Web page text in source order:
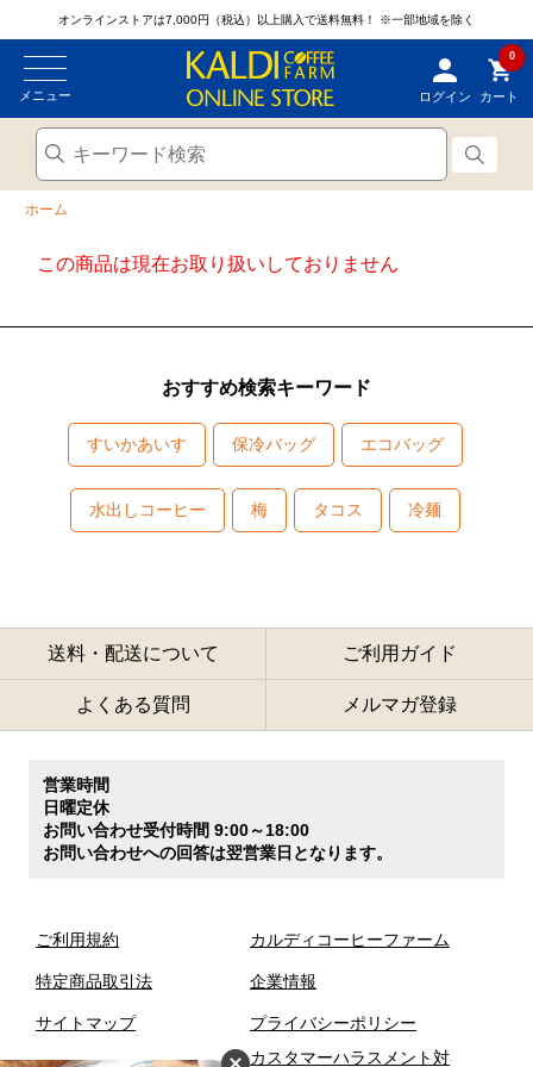
オンラインストアは7,000円（税込）以上購入で送料無料！ ※一部地域を除く
メニュー ログイン
0
カート
ホーム
この商品は現在お取り扱いしておりません
おすすめ検索キーワード
すいかあいす 保冷バッグ エコバッグ
水出しコーヒー 梅 タコス 冷麺
送料・配送について ご利用ガイド
よくある質問 メルマガ登録
営業時間
日曜定休
お問い合わせ受付時間 9:00～18:00
お問い合わせへの回答は翌営業日となります。
ご利用規約
特定商品取引法
サイトマップ
カルディコーヒーファーム
企業情報
プライバシーポリシー
カスタマーハラスメント対